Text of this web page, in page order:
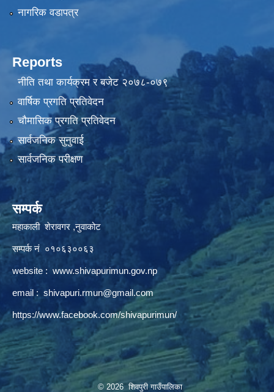
नागरिक वडापत्र
Reports
नीति तथा कार्यक्रम र बजेट २०७८-०७९
वार्षिक प्रगति प्रतिवेदन
चौमासिक प्रगति प्रतिवेदन
सार्वजनिक सुनुवाई
सार्वजनिक परीक्षण
सम्पर्क
महाकाली शेरावगर ,नुवाकोट
सम्पर्क नं ०१०६३००६३
website : www.shivapurimun.gov.np
email : shivapuri.rmun@gmail.com
https://www.facebook.com/shivapurimun/
© 2026 शिवपुरी गाउँपालिका